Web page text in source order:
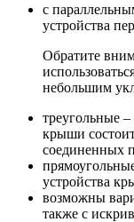
с
устройства
Обратите
небольшим
треугольные
крыши
соединенных
устройства
возможны
также с